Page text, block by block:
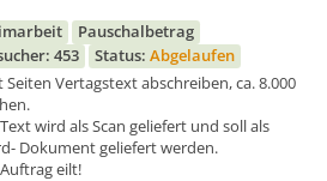
Pauschalbetrag
453
Status: Abgelaufen
Seiten Vertagstext abschreiben, ca. 8.000
wird als Scan geliefert und soll als
Dokument geliefert werden.
eilt!